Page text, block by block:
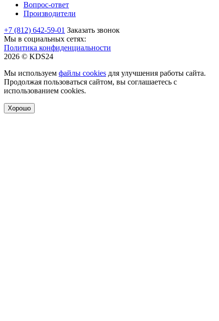
Вопрос-ответ
Производители
+7 (812) 642-59-01 Заказать звонок
Мы в социальных сетях:
Политика конфиденциальности
2026 © KDS24
Мы используем файлы cookies для улучшения работы сайта.
Продолжая пользоваться сайтом, вы соглашаетесь с
использованием cookies.
Хорошо